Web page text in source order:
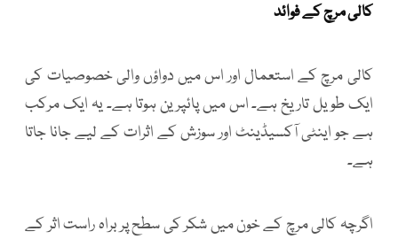
کالی مرچ کے فوائد
کالی مرچ کے استعمال اور اس میں دواؤں والی خصوصیات کی
ایک طویل تاریخ ہے۔ اس میں پائپرین ہوتا ہے۔ یہ ایک مرکب
ہے جو اینٹی آکسیڈینٹ اور سوزش کے اثرات کے لیے جانا جاتا
ہے۔
اگرچہ کالی مرچ کے خون میں شکر کی سطح پر براہ راست اثر کے